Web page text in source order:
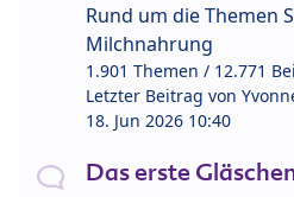
Rund um die Themen
Milchnahrung
1.901 Themen / 12.771
Letzter Beitrag von
18. Jun 2026 10:40
Das erste